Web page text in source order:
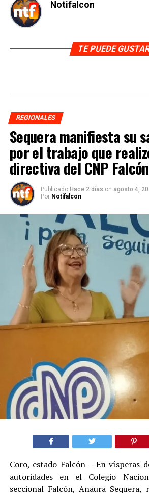
Notifalcon
TE PUEDE
REGIONALES
Sequera manifiesta su
por el trabajo que
directiva del CNP Falcón
Publicado Hace 2 días on agosto 4,
Por Notifalcon
Coro, estado Falcón – En vísperas
autoridades en el Colegio
seccional Falcón, Anaura Sequera,